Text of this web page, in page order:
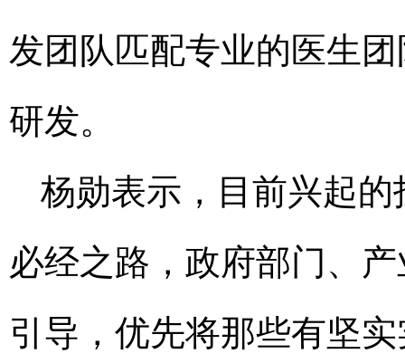
发团队匹配专业的医生
研发。
杨勋表示，目前兴起
必经之路，政府部门、
引导，优先将那些有坚